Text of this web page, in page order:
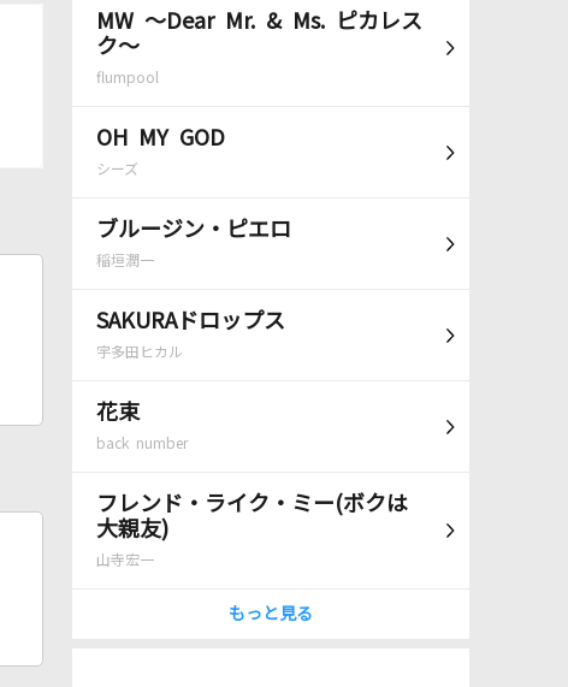
MW ～Dear Mr. & Ms. ピカレス
ク～
flumpool
OH MY GOD
シーズ
ブルージン・ピエロ
稲垣潤一
SAKURAドロップス
宇多田ヒカル
花束
back number
フレンド・ライク・ミー(ボクは
大親友)
山寺宏一
もっと見る